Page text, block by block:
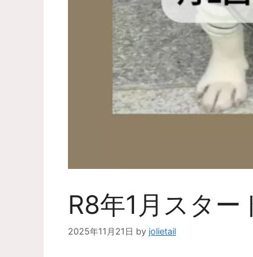
R8年1月スター
2025年11月21日 by jolietail